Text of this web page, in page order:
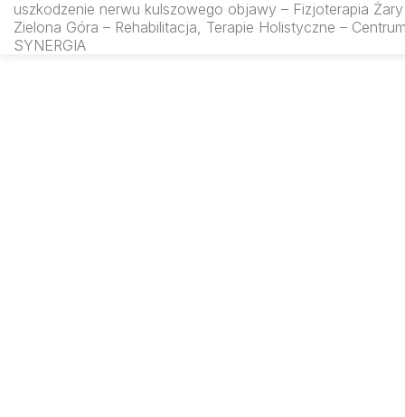
rfmsynergia.pl
uszkodzenie nerwu kulszowego objawy – Fizjoterapia
Zielona Góra – Rehabilitacja, Terapie Holistyczne –
SYNERGIA